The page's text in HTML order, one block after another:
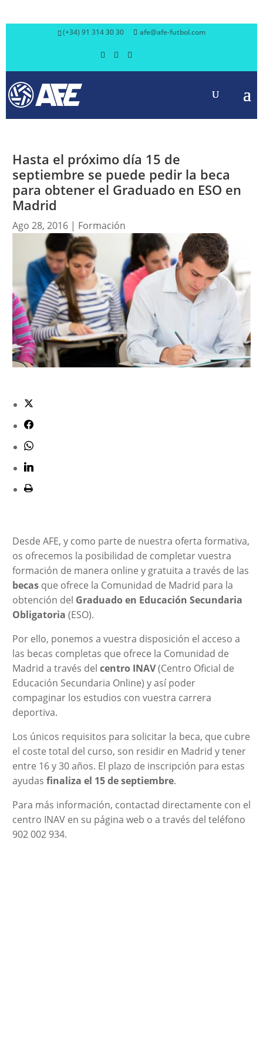
(+34) 91 314 30 30 afe@afe-futbol.com
Hasta el próximo día 15 de
septiembre se puede pedir la beca
para obtener el Graduado en ESO en
Madrid
Ago 28, 2016| Formación
Desde AFE, y como parte de nuestra oferta formativa,
os ofrecemos la posibilidad de completar vuestra
formación de manera online y gratuita a través de las
becasque ofrece la Comunidad de Madrid para la
obtención del Graduado en Educación Secundaria
Obligatoria (ESO).
Por ello, ponemos a vuestra disposición el acceso a
las becas completas que ofrece la Comunidad de
Madrid a través del centro INAV(Centro Oficial de
Educación Secundaria Online) y así poder
compaginar los estudios con vuestra carrera
deportiva.
Los únicos requisitos para solicitar la beca, que cubre
el coste total del curso, son residir en Madrid y tener
entre 16 y 30 años. El plazo de inscripción para estas
ayudas finaliza el 15 de septiembre.
Para más información, contactad directamente con el
centro INAV en su página web o a través del teléfono
902 002 934.